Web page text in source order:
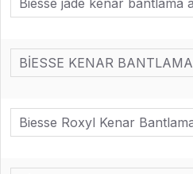
BİESSE KENAR
Biesse Roxyl Kenar